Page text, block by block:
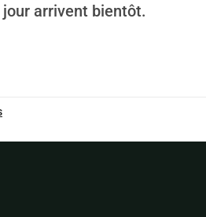
jour arrivent bientôt.